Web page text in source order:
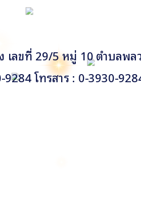
เลขที่ 29/5 หมู่ 10 ตำบลพ
โทรสาร : 0-3930-